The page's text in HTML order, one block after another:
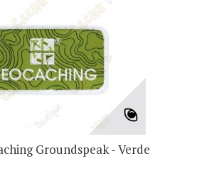
Groundspeak - Verde